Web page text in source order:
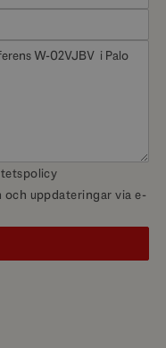
uppdateringar via e-